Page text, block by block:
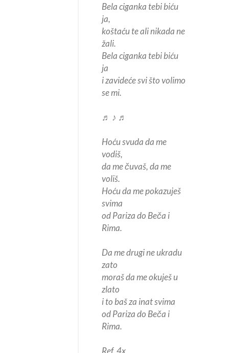
Bela ciganka tebi biću
ja,
koštaću te ali nikada ne
žali.
Bela ciganka tebi biću
ja
i zavideće svi što volimo
se mi.
♬ ♪ ♬
Hoću svuda da me
vodiš,
da me čuvaš, da me
voliš.
Hoću da me pokazuješ
svima
od Pariza do Beča i
Rima.
Da me drugi ne ukradu
zato
moraš da me okuješ u
zlato
i to baš za inat svima
od Pariza do Beča i
Rima.
Ref. 4x